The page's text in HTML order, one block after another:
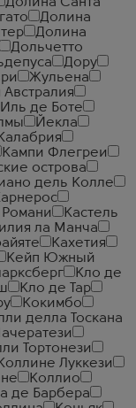
Долина
Долина
Дольчетто
Дору
Жульена
Иль де Боте
Йекла
Калабрия
Кампи Флегреи
острова
дель Колле
Романи
Кастель
ла Манча
Кахетия
Кейп Южный
Кло де
Кло де Тар
Кокимбо
делла Тоскана
Тортонези
Коллине Луккези
Коллио
де Барбера